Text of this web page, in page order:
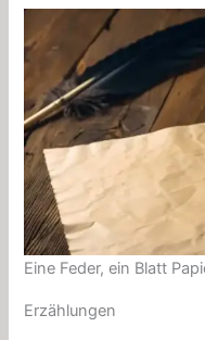
Eine Feder, ein Blatt
Erzählungen